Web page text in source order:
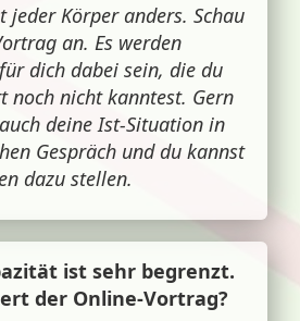
jeder Körper anders. Schau
an. Es werden
dich dabei sein, die du
noch nicht kanntest. Gern
deine Ist-Situation in
Gespräch und du kannst
dazu stellen.
ist sehr begrenzt.
der Online-Vortrag?